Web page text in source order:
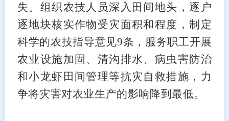
失。组织农技人员深入田间地头，逐户
逐地块核实作物受灾面积和程度，制定
科学的农技指导意见9条，服务职工开展
农业设施加固、清沟排水、病虫害防治
和小龙虾田间管理等抗灾自救措施，力
争将灾害对农业生产的影响降到最低。